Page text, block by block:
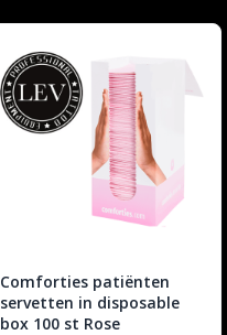
Comforties patiënten
servetten in disposable
box 100 st Rose